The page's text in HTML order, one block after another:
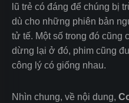
lũ trẻ có đáng để chúng bị
dù cho những phiên bản
tử tế. Một số trong đó cũng
dừng lại ở đó, phim cũng
công lý có giống nhau.
Nhìn chung, về nội dung,